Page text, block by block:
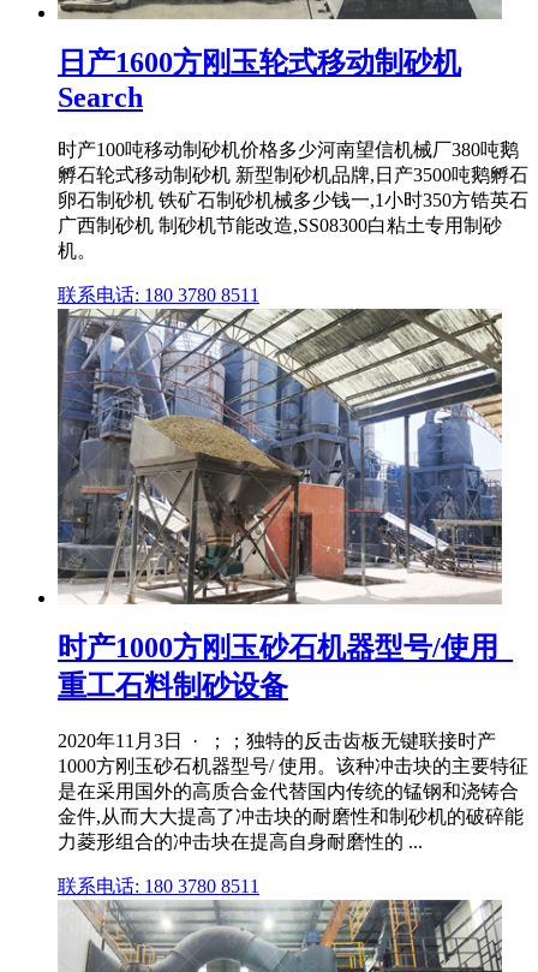
日产1600方刚玉轮式移动制砂机
Search
时产100吨移动制砂机价格多少河南望信机械厂380吨鹅
孵石轮式移动制砂机 新型制砂机品牌,日产3500吨鹅孵石
卵石制砂机 铁矿石制砂机械多少钱一,1小时350方锆英石
广西制砂机 制砂机节能改造,SS08300白粘土专用制砂
机。
联系电话: 180 3780 8511
时产1000方刚玉砂石机器型号/使用_
重工石料制砂设备
2020年11月3日 · ；；独特的反击齿板无键联接时产
1000方刚玉砂石机器型号/ 使用。该种冲击块的主要特征
是在采用国外的高质合金代替国内传统的锰钢和浇铸合
金件,从而大大提高了冲击块的耐磨性和制砂机的破碎能
力菱形组合的冲击块在提高自身耐磨性的 ...
联系电话: 180 3780 8511